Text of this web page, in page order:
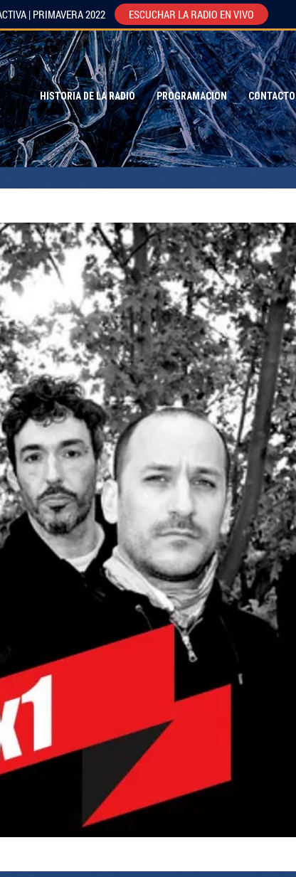
HISTORIA DE LA RADIO PROGRAMACION CONTACTO
| PRIMAVERA 2022 ESCUCHAR LA RADIO EN VIVO